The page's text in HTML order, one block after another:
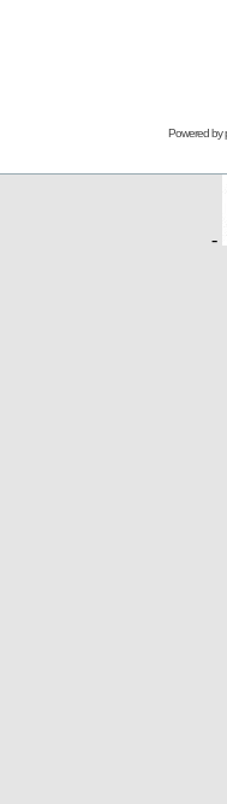
Powered by
-